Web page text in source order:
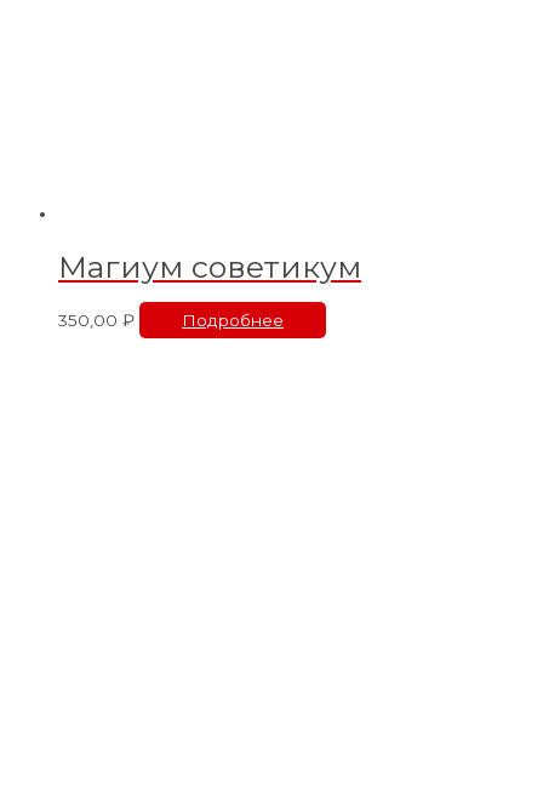
Магиум советикум
350,00 ₽ Подробнее